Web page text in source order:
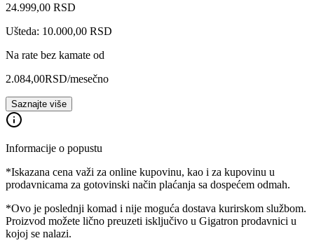
24.999,00 RSD
Ušteda: 10.000,00 RSD
Na rate bez kamate od
2.084,00RSD/mesečno
Saznajte više
Informacije o popustu
*Iskazana cena važi za online kupovinu, kao i za kupovinu u
prodavnicama za gotovinski način plaćanja sa dospećem odmah.
*Ovo je poslednji komad i nije moguća dostava kurirskom službom.
Proizvod možete lično preuzeti isključivo u Gigatron prodavnici u
kojoj se nalazi.